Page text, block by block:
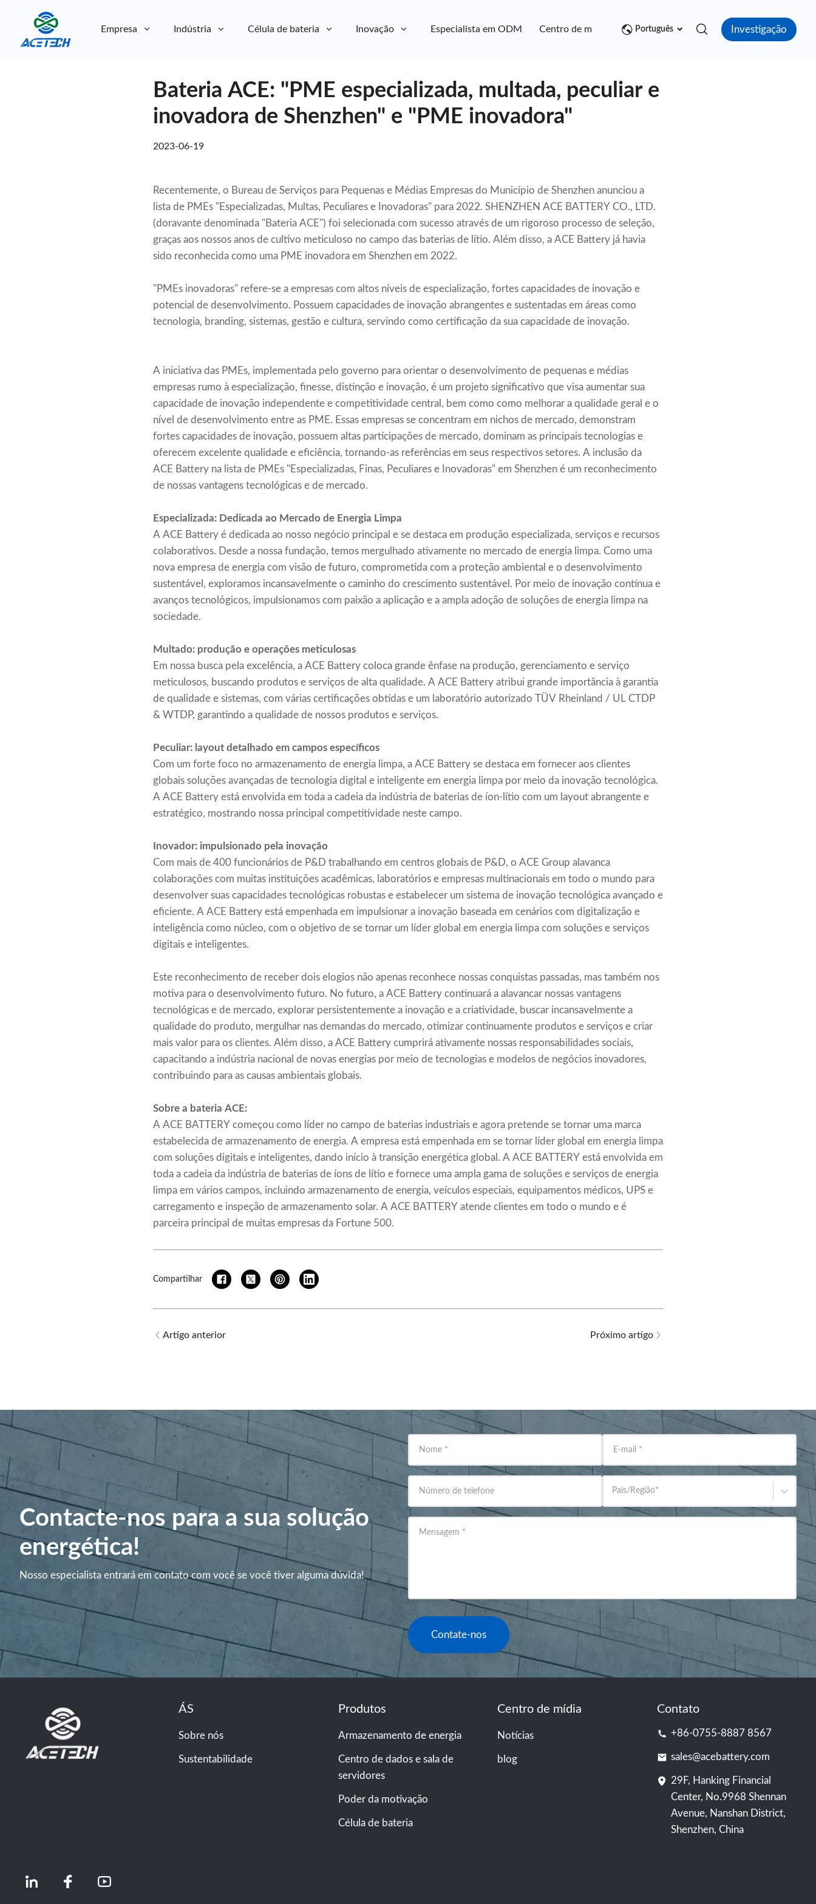
Empresa Indústria Célula de bateria Inovação Especialista em ODM Centro de mídia Contato
Português Investigação
Bateria ACE: "PME especializada, multada, peculiar e
inovadora de Shenzhen" e "PME inovadora"
2023-06-19
Recentemente, o Bureau de Serviços para Pequenas e Médias Empresas do Município de Shenzhen anunciou a
lista de PMEs "Especializadas, Multas, Peculiares e Inovadoras" para 2022. SHENZHEN ACE BATTERY CO., LTD.
(doravante denominada "Bateria ACE") foi selecionada com sucesso através de um rigoroso processo de seleção,
graças aos nossos anos de cultivo meticuloso no campo das baterias de lítio. Além disso, a ACE Battery já havia
sido reconhecida como uma PME inovadora em Shenzhen em 2022.
"PMEs inovadoras" refere-se a empresas com altos níveis de especialização, fortes capacidades de inovação e
potencial de desenvolvimento. Possuem capacidades de inovação abrangentes e sustentadas em áreas como
tecnologia, branding, sistemas, gestão e cultura, servindo como certificação da sua capacidade de inovação.
A iniciativa das PMEs, implementada pelo governo para orientar o desenvolvimento de pequenas e médias
empresas rumo à especialização, finesse, distinção e inovação, é um projeto significativo que visa aumentar sua
capacidade de inovação independente e competitividade central, bem como como melhorar a qualidade geral e o
nível de desenvolvimento entre as PME. Essas empresas se concentram em nichos de mercado, demonstram
fortes capacidades de inovação, possuem altas participações de mercado, dominam as principais tecnologias e
oferecem excelente qualidade e eficiência, tornando-as referências em seus respectivos setores. A inclusão da
ACE Battery na lista de PMEs "Especializadas, Finas, Peculiares e Inovadoras" em Shenzhen é um reconhecimento
de nossas vantagens tecnológicas e de mercado.
Especializada: Dedicada ao Mercado de Energia Limpa
A ACE Battery é dedicada ao nosso negócio principal e se destaca em produção especializada, serviços e recursos
colaborativos. Desde a nossa fundação, temos mergulhado ativamente no mercado de energia limpa. Como uma
nova empresa de energia com visão de futuro, comprometida com a proteção ambiental e o desenvolvimento
sustentável, exploramos incansavelmente o caminho do crescimento sustentável. Por meio de inovação contínua e
avanços tecnológicos, impulsionamos com paixão a aplicação e a ampla adoção de soluções de energia limpa na
sociedade.
Multado: produção e operações meticulosas
Em nossa busca pela excelência, a ACE Battery coloca grande ênfase na produção, gerenciamento e serviço
meticulosos, buscando produtos e serviços de alta qualidade. A ACE Battery atribui grande importância à garantia
de qualidade e sistemas, com várias certificações obtidas e um laboratório autorizado TÜV Rheinland / UL CTDP
& WTDP, garantindo a qualidade de nossos produtos e serviços.
Peculiar: layout detalhado em campos específicos
Com um forte foco no armazenamento de energia limpa, a ACE Battery se destaca em fornecer aos clientes
globais soluções avançadas de tecnologia digital e inteligente em energia limpa por meio da inovação tecnológica.
A ACE Battery está envolvida em toda a cadeia da indústria de baterias de íon-lítio com um layout abrangente e
estratégico, mostrando nossa principal competitividade neste campo.
Inovador: impulsionado pela inovação
Com mais de 400 funcionários de P&D trabalhando em centros globais de P&D, o ACE Group alavanca
colaborações com muitas instituições acadêmicas, laboratórios e empresas multinacionais em todo o mundo para
desenvolver suas capacidades tecnológicas robustas e estabelecer um sistema de inovação tecnológica avançado e
eficiente. A ACE Battery está empenhada em impulsionar a inovação baseada em cenários com digitalização e
inteligência como núcleo, com o objetivo de se tornar um líder global em energia limpa com soluções e serviços
digitais e inteligentes.
Este reconhecimento de receber dois elogios não apenas reconhece nossas conquistas passadas, mas também nos
motiva para o desenvolvimento futuro. No futuro, a ACE Battery continuará a alavancar nossas vantagens
tecnológicas e de mercado, explorar persistentemente a inovação e a criatividade, buscar incansavelmente a
qualidade do produto, mergulhar nas demandas do mercado, otimizar continuamente produtos e serviços e criar
mais valor para os clientes. Além disso, a ACE Battery cumprirá ativamente nossas responsabilidades sociais,
capacitando a indústria nacional de novas energias por meio de tecnologias e modelos de negócios inovadores,
contribuindo para as causas ambientais globais.
Sobre a bateria ACE:
A ACE BATTERY começou como líder no campo de baterias industriais e agora pretende se tornar uma marca
estabelecida de armazenamento de energia. A empresa está empenhada em se tornar líder global em energia limpa
com soluções digitais e inteligentes, dando início à transição energética global. A ACE BATTERY está envolvida em
toda a cadeia da indústria de baterias de íons de lítio e fornece uma ampla gama de soluções e serviços de energia
limpa em vários campos, incluindo armazenamento de energia, veículos especiais, equipamentos médicos, UPS e
carregamento e inspeção de armazenamento solar. A ACE BATTERY atende clientes em todo o mundo e é
parceira principal de muitas empresas da Fortune 500.
Compartilhar
Artigo anterior Próximo artigo
Contacte-nos para a sua solução
energética!
Nosso especialista entrará em contato com você se você tiver alguma dúvida!
Nome * E-mail *
Número de telefone País/Região*
Mensagem *
Contate-nos
ÁS
Sobre nós
Sustentabilidade
Produtos
Armazenamento de energia
Centro de dados e sala de
servidores
Poder da motivação
Célula de bateria
Centro de mídia
Notícias
blog
Contato
+86-0755-8887 8567
sales@acebattery.com
29F, Hanking Financial
Center, No.9968 Shennan
Avenue, Nanshan District,
Shenzhen, China